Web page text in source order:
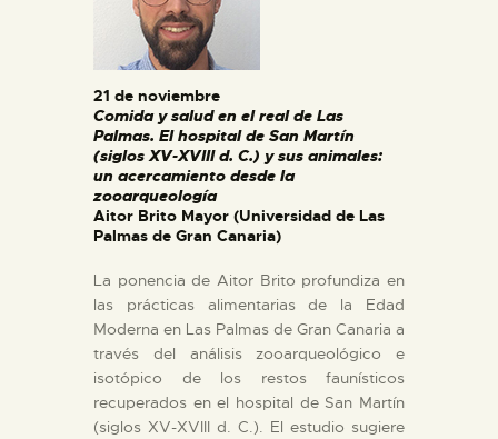
ESPAÑOL
21 de noviembre
Comida y salud en el real de Las
Palmas. El hospital de San Martín
(siglos XV-XVIII d. C.) y sus animales:
un acercamiento desde la
zooarqueología
Aitor Brito Mayor (Universidad de Las
Palmas de Gran Canaria)
La ponencia de Aitor Brito profundiza en
las prácticas alimentarias de la Edad
Moderna en Las Palmas de Gran Canaria a
través del análisis zooarqueológico e
isotópico de los restos faunísticos
recuperados en el hospital de San Martín
(siglos XV-XVIII d. C.). El estudio sugiere